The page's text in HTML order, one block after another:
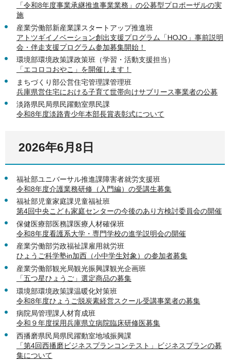
「令和8年度事業承継推進事業業務」の公募型プロポーザルの実
施
産業労働部新産業課スタートアップ推進班
アトツギイノベーション創出支援プログラム「HOJO」事前説明
会・伴走支援プログラム参加募集開始！
環境部環境政策課政策班（学習・活動支援担当）
「エコロコおやこ」を開催します！
まちづくり部公営住宅管理課管理班
兵庫県営住宅における子育て世帯向けサブリース事業者の公募
淡路県民局県民躍動室県民課
令和8年度淡路青少年本部長賞表彰式について
2026年6月8日
福祉部ユニバーサル推進課障害者就労支援班
令和8年度介護業務研修（入門編）の受講生募集
福祉部児童家庭課児童福祉班
第4回中央こども家庭センターの今後のあり方検討委員会の開催
保健医療部医務課医療人材確保班
令和8年度看護系大学・専門学校の進学説明会の開催
産業労働部労政福祉課雇用就労班
ひょうご科学塾in加西（小中学生対象）の参加者募集
産業労働部観光局観光振興課観光企画班
「五つ星ひょうご」選定商品の募集
環境部環境政策課温暖化対策班
令和8年度ひょうご脱炭素経営スクール受講事業者の募集
病院局管理課人材育成班
令和９年度採用兵庫県立病院臨床研修医募集
西播磨県民局県民躍動室地域振興課
「第4回西播磨ビジネスプランコンテスト」ビジネスプランの募
集について